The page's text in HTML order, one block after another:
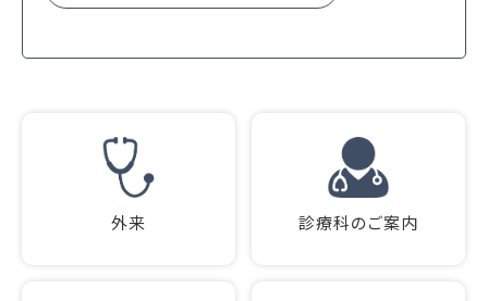
外来 診療科のご案内